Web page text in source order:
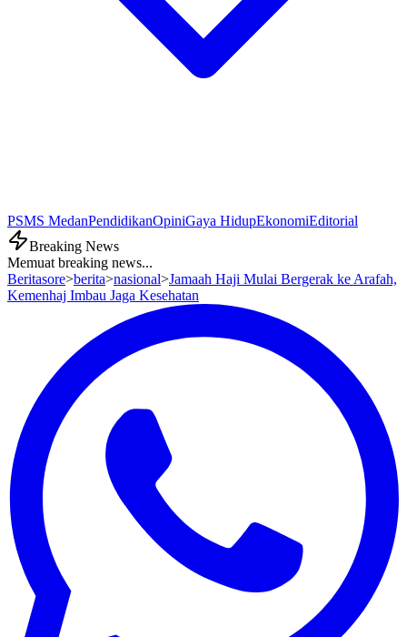
PSMS MedanPendidikanOpiniGaya HidupEkonomiEditorial
Breaking News
Memuat breaking news...
Beritasore>berita>nasional>Jamaah Haji Mulai Bergerak ke Arafah,
Kemenhaj Imbau Jaga Kesehatan